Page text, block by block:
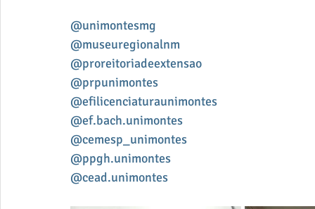
@unimontesmg
@museuregionalnm
@proreitoriadeextensao
@prpunimontes
@efilicenciaturaunimontes
@ef.bach.unimontes
@cemesp_unimontes
@ppgh.unimontes
@cead.unimontes